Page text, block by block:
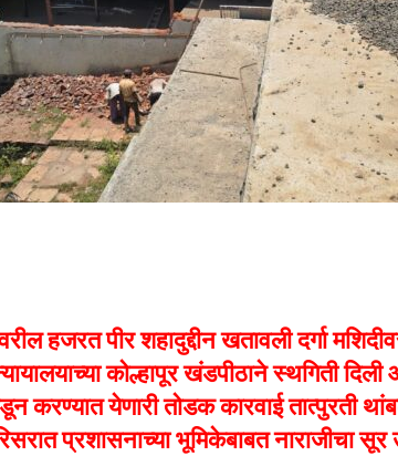
हजरत पीर शहादुद्दीन खतावली दर्गा
कोल्हापूर खंडपीठाने स्थगिती
करण्यात येणारी तोडक कारवाई तात्पुरती
प्रशासनाच्या भूमिकेबाबत नाराजीचा